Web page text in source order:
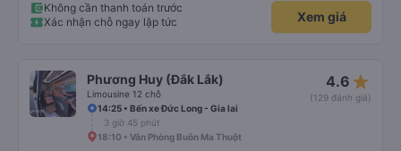
Không cần thanh toán trước
Xác nhận chỗ ngay lập tức
Xem giá
Phương Huy (Đắk Lắk)
Limousine 12 chỗ
4.6 star_rate
(129 đánh giá)
14:25 • Bến xe Đức Long - Gia lai
3 giờ 45 phút
18:10 • Văn Phòng Buôn Ma Thuột